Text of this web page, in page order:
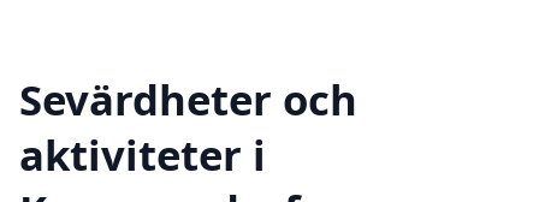
Sevärdheter och
aktiviteter i